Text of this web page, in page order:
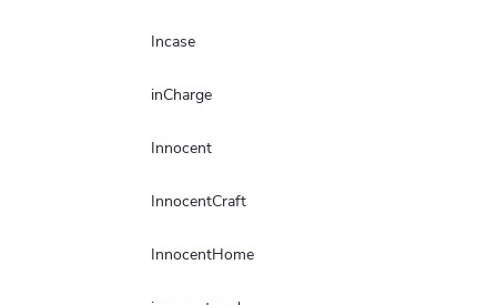
Incase
inCharge
Innocent
InnocentCraft
InnocentHome